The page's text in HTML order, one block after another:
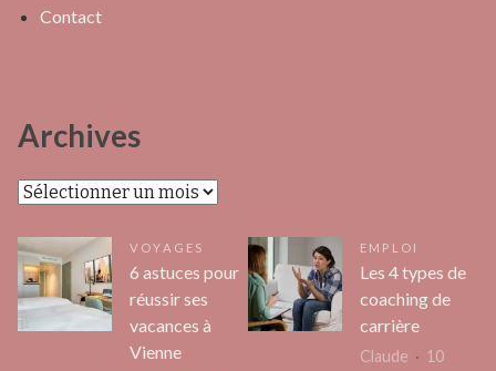
Contact
Archives
Archives
VOYAGES
6 astuces pour
réussir ses
vacances à
Vienne
EMPLOI
Les 4 types de
coaching de
carrière
Claude
10